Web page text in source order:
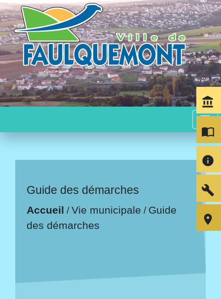
menu
Guide des démarches
Accueil /Vie municipale / Guide
des démarches
account_balance
import_contacts
info
build
room